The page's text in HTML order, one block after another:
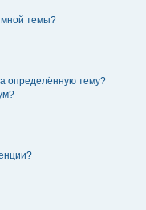
мной темы?
определённую тему?